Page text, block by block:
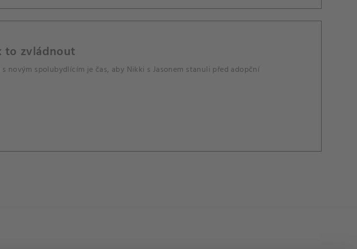
to zvládnout
novým spolubydlícím je čas, aby Nikki s Jasonem stanuli před adopční